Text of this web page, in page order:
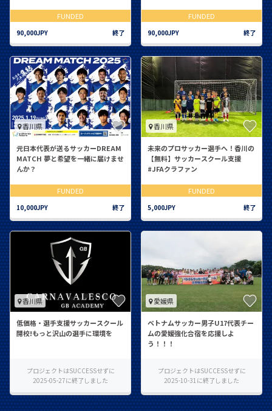
FUNDED
90,000JPY 終了
FUNDED
90,000JPY 終了
香川県
元日本代表が送るサッカーDREAM
MATCH 夢と希望を一緒に届けませ
んか？
FUNDED
10,000JPY 終了
香川県
未来のプロサッカー選手へ！香川の
【無料】サッカースクール支援
#JFAクラファン
FUNDED
5,000JPY 終了
香川県
低価格・選手支援サッカースクール
開校!もっと沢山の選手に環境を
プロジェクトはSUCCESSせずに
2025-05-27に終了しました
愛媛県
ベトナムサッカー男子U17代表チー
ムの愛媛強化合宿を応援しよ
う！！！
プロジェクトはSUCCESSせずに
2025-10-31に終了しました